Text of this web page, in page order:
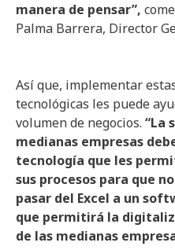
manera de pensar”,
Palma Barrera, Director
Así que, implementar
tecnológicas les puede
volumen de negocios. “La
medianas empresas
tecnología que les
sus procesos para que
pasar del Excel a un
que permitirá la
de las medianas